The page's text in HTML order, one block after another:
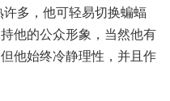
多，他可轻易切换蝙蝠
他的公众形象，当然他有
他始终冷静理性，并且作